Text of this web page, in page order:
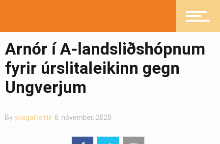
Heilsueflandi samfélag
Pistlar
Arnór í A-landsliðshópnum
fyrir úrslitaleikinn gegn
Ungverjum
By skagafrettir 6. nóvember, 2020